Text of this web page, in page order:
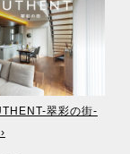
ります。
9）の業務におい
報を第三者に提
物件情報・成約
翠彩の街-